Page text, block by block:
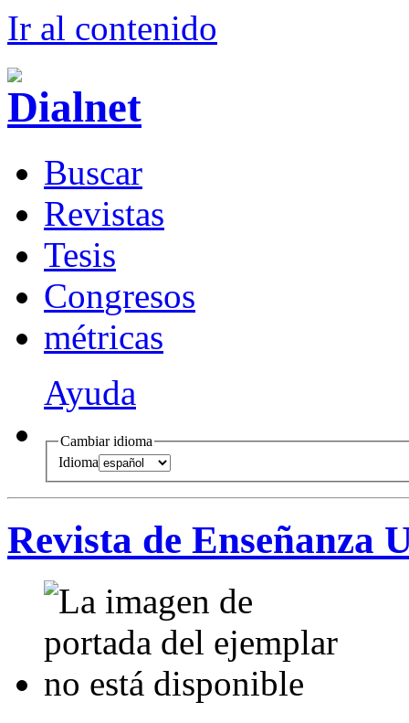
Ir al contenido
Buscar
Revistas
Tesis
Congresos
métricas
Ayuda
Cambiar idioma
Idioma
Revista de Enseñanza